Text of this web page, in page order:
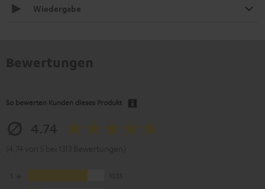
Wiedergabe
So bewerten Kunden dieses Produkt